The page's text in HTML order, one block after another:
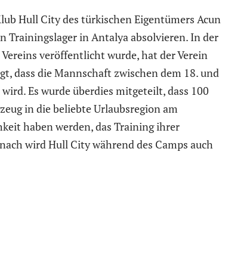
Hull City des türkischen Eigentümers Acun
Trainingslager in Antalya absolvieren. In der
veröffentlicht wurde, hat der Verein
dass die Mannschaft zwischen dem 18. und
Es wurde überdies mitgeteilt, dass 100
in die beliebte Urlaubsregion am
haben werden, das Training ihrer
wird Hull City während des Camps auch